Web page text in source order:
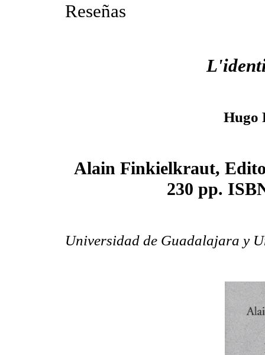
Reseñas
Hugo
Alain Finkielkraut,
230 pp.
Universidad de Guadalajara y